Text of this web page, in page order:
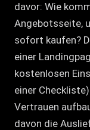
davor: Wie
Angebotsseite,
sofort kaufen?
einer
kostenlosen
einer
Vertrauen
davon die